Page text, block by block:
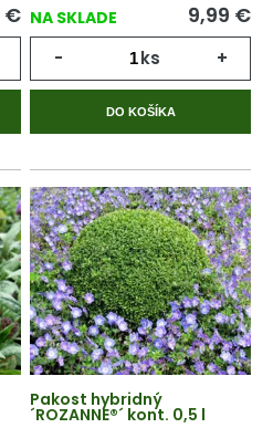
€ NA SKLADE 9,99 €
- ks +
DO KOŠÍKA
Pakost hybridný
´ROZANNE®´ kont. 0,5 l